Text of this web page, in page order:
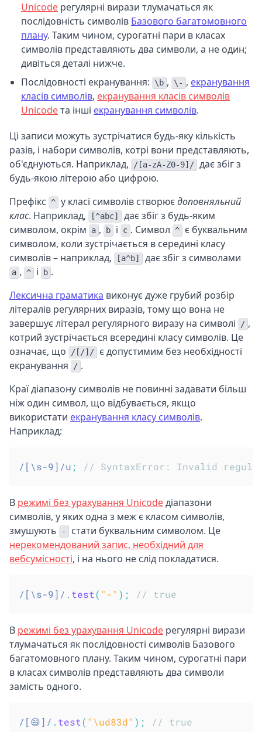
Unicode регулярні вирази тлумачаться як
послідовність символів Базового багатомовного
плану. Таким чином, сурогатні пари в класах
символів представляють два символи, а не один;
дивіться деталі нижче.
Послідовності екранування:
\b , \- , екранування
класів символів, екранування класів символів
Unicodeта інші екранування символів.
Ці записи можуть зустрічатися будь-яку кількість
разів, і набори символів, котрі вони представляють,
об'єднуються. Наприклад,
/[a-zA-Z0-9]/ дає збіг з
будь-якою літерою або цифрою.
Префікс ^ у класі символів створюєдоповняльний
клас. Наприклад, [^abc]
дає збіг з будь-яким
символом, окрім
a , b і c . Символ ^
є буквальним
символом, коли зустрічається в середині класу
символів – наприклад,
[a^b] дає збіг з символами
a , ^ і b .
Лексична граматика виконує дуже грубий розбір
літералів регулярних виразів, тому що вона не
завершує літерал регулярного виразу на символі
/ ,
котрий зустрічається всередині класу символів. Це
означає, що
/[/]/
є допустимим без необхідності
екранування
/ .
Краї діапазону символів не повинні задавати більш
ніж один символ, що відбувається, якщо
використати екранування класу символів.
Наприклад:
/ [\s-9] /u ; // SyntaxError: Invalid
В режимі без урахування Unicodeдіапазони
символів, у яких одна з меж є класом символів,
змушують
-
стати буквальним символом. Це
нерекомендований запис, необхідний для
вебсумісності, і на нього не слід покладатися.
/ [\s-9] / . test( "-" ) ; // true
В режимі без урахування Unicode регулярні вирази
тлумачаться як послідовності символів Базового
багатомовного плану. Таким чином, сурогатні пари
в класах символів представляють два символи
замість одного.
/ [😄] / . test( "\ud83d" ) ;
// true